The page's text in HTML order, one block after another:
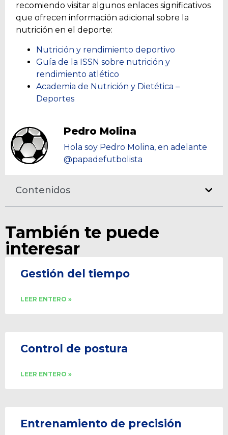
recomiendo visitar algunos enlaces significativos
que ofrecen información adicional sobre la
nutrición en el deporte:
Nutrición y rendimiento deportivo
Guía de la ISSN sobre nutrición y
rendimiento atlético
Academia de Nutrición y Dietética –
Deportes
Pedro Molina
Hola soy Pedro Molina, en adelante
@papadefutbolista
Contenidos
También te puede
interesar
Gestión del tiempo
LEER ENTERO »
Control de postura
LEER ENTERO »
Entrenamiento de precisión